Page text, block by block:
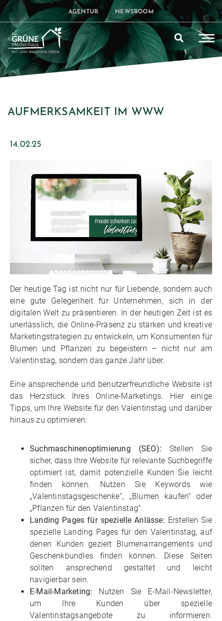
AGENTUR NEWSROOM
AUFMERKSAMKEIT IM WWW
14.02.25
Der heutige Tag ist nicht nur für Liebende, sondern auch
eine gute Gelegenheit für Unternehmen, sich in der
digitalen Welt zu präsentieren. In der heutigen Zeit ist es
unerlässlich, die Online-Präsenz zu stärken und kreative
Marketingstrategien zu entwickeln, um Konsumenten für
Blumen und Pflanzen zu begeistern – nicht nur am
Valentinstag, sondern das ganze Jahr über.
Eine ansprechende und benutzerfreundliche Website ist
das Herzstück Ihres Online-Marketings. Hier einige
Tipps, um Ihre Website für den Valentinstag und darüber
hinaus zu optimieren:
Suchmaschinenoptimierung (SEO): Stellen Sie
sicher, dass Ihre Website für relevante Suchbegriffe
optimiert ist, damit potenzielle Kunden Sie leicht
finden können. Nutzen Sie Keywords wie
„Valentinstagsgeschenke“, „Blumen kaufen“ oder
„Pflanzen für den Valentinstag“.
Landing Pages für spezielle Anlässe: Erstellen Sie
spezielle Landing Pages für den Valentinstag, auf
denen Kunden gezielt Blumenarrangements und
Geschenkbundles finden können. Diese Seiten
sollten ansprechend gestaltet und leicht
navigierbar sein.
E-Mail-Marketing: Nutzen Sie E-Mail-Newsletter,
um Ihre Kunden über spezielle
Valentinstagsangebote zu informieren.